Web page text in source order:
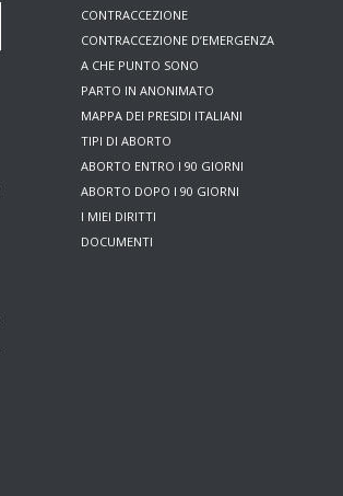
CONTRACCEZIONE
CONTRACCEZIONE D’EMERGENZA
A CHE PUNTO SONO
PARTO IN ANONIMATO
MAPPA DEI PRESIDI ITALIANI
TIPI DI ABORTO
ABORTO ENTRO I 90 GIORNI
ABORTO DOPO I 90 GIORNI
I MIEI DIRITTI
DOCUMENTI